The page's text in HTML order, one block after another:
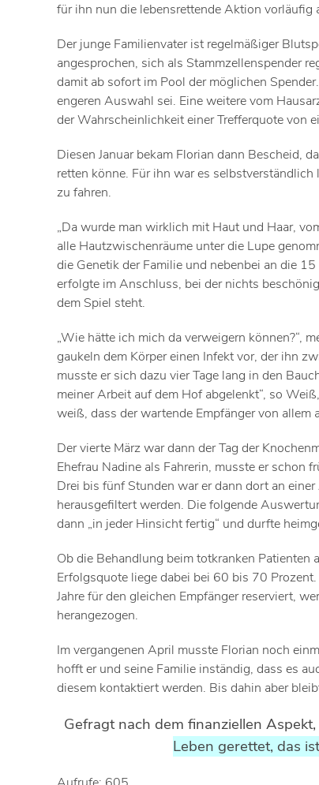
für ihn nun die lebensrettende Aktion vorläufig
Der junge Familienvater ist regelmäßiger
angesprochen, sich als Stammzellenspender
damit ab sofort im Pool der möglichen
engeren Auswahl sei. Eine weitere vom
der Wahrscheinlichkeit einer Trefferquote von
Diesen Januar bekam Florian dann Bescheid,
retten könne. Für ihn war es
zu fahren.
„Da wurde man wirklich mit Haut und Haar,
alle Hautzwischenräume unter die Lupe
die Genetik der Familie und nebenbei an die
erfolgte im Anschluss, bei der nichts
dem Spiel steht.
„Wie hätte ich mich da verweigern können?“,
gaukeln dem Körper einen Infekt vor, der ihn
musste er sich dazu vier Tage lang in den
meiner Arbeit auf dem Hof abgelenkt“, so
weiß, dass der wartende Empfänger von
Der vierte März war dann der Tag der
Ehefrau Nadine als Fahrerin, musste er schon
Drei bis fünf Stunden war er dann dort an
herausgefiltert werden. Die folgende
dann „in jeder Hinsicht fertig“ und durfte
Ob die Behandlung beim totkranken Patienten
Erfolgsquote liege dabei bei 60 bis 70
Jahre für den gleichen Empfänger reserviert,
herangezogen.
Im vergangenen April musste Florian noch
hofft er und seine Familie inständig, dass es
diesem kontaktiert werden. Bis dahin aber
Gefragt nach dem finanziellen
Leben gerettet, das